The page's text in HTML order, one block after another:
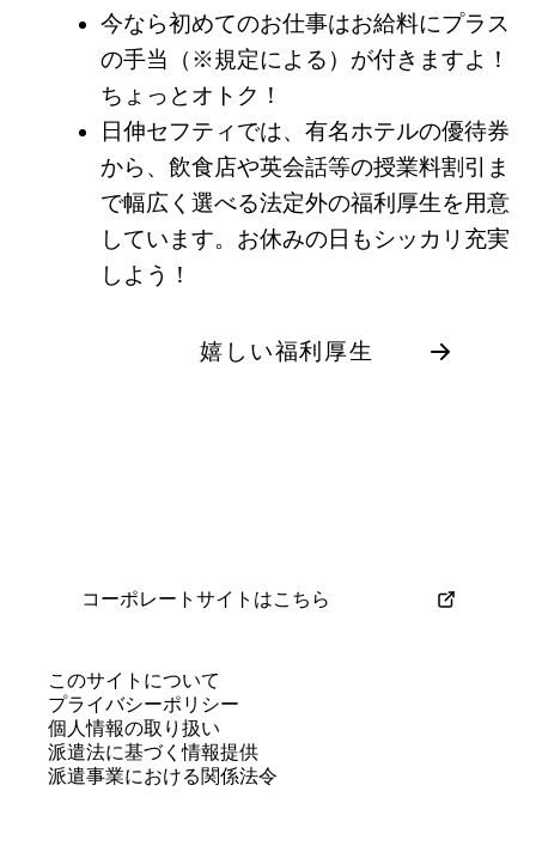
今なら初めてのお仕事はお給料にプラス
の手当（※規定による）が付きますよ！
ちょっとオトク！
日伸セフティでは、有名ホテルの優待券
から、飲食店や英会話等の授業料割引ま
で幅広く選べる法定外の福利厚生を用意
しています。お休みの日もシッカリ充実
しよう！
嬉しい福利厚生
コーポレートサイトはこちら
このサイトについて
プライバシーポリシー
個人情報の取り扱い
派遣法に基づく情報提供
派遣事業における関係法令